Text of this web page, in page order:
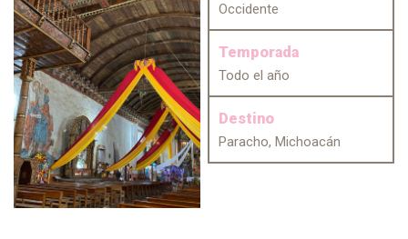
Occidente
Temporada
Todo el año
Destino
Paracho, Michoacán